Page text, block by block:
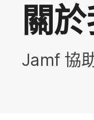
容
關
Jamf 協